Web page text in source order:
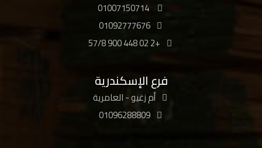
01092777676
+2 02 448 900 57/8
فرع الإسكندرية
أم زغيو - العامرية
01096288809